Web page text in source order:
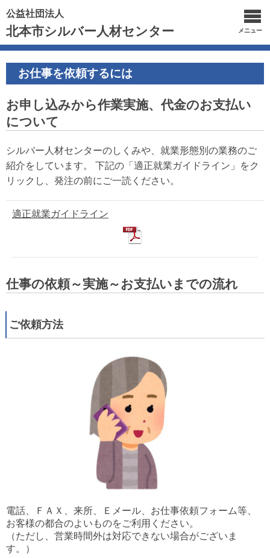
公益社団法人
北本市シルバー人材センター メニュー
お仕事を依頼するには
お申し込みから作業実施、代金のお支払い
について
シルバー人材センターのしくみや、就業形態別の業務のご
紹介をしています。 下記の「適正就業ガイドライン」をク
リックし、発注の前にご一読ください。
適正就業ガイドライン
仕事の依頼～実施～お支払いまでの流れ
ご依頼方法
電話、ＦＡＸ、来所、Ｅメール、お仕事依頼フォーム等、
お客様の都合のよいものをご利用ください。
（ただし、営業時間外は対応できない場合がございま
す。）